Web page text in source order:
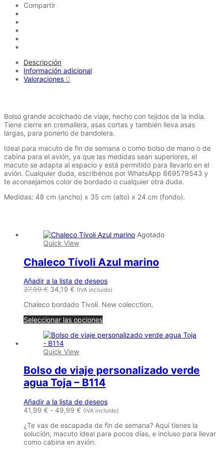
-
B114
cantidad
Compartir
Descripción
Información adicional
Valoraciones 0
Bolso grande acolchado de viaje, hecho con tejidos de la india.
Tiene cierre en cremallera, asas cortas y también lleva asas
largas, para ponerlo de bandolera.
Ideal para macuto de fin de semana o como bolso de mano o de
cabina para el avión, ya que las medidas sean superiores, el
macuto se adapta al espacio y está permitido para llevarlo en el
avión. Cualquier duda, escribénos por WhatsApp 669579543 y
te aconsejamos color de bordado o cualquier otra duda.
Medidas: 48 cm (ancho) x 35 cm (alto) x 24 cm (fondo).
Agotado
Quick View
Chaleco Tívoli Azul marino
Añadir a la lista de deseos
37,99€ 34,19 € (IVA incluido)
Chaleco bordado Tivolí. New colecction.
Seleccionar las opciones
Quick View
Bolso de viaje personalizado verde
agua Toja – B114
Añadir a la lista de deseos
41,99 € - 49,99 €Rango
precios:
desde
41,99 €
(IVA incluido)
¿Te vas de escapada de fin de semana? Aquí tienes la
solución, macuto ideal para pocos días, e incluso para llevar
como cabina en avión.